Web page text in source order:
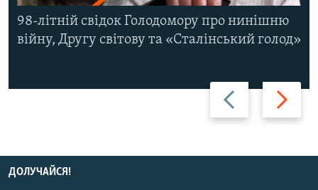
Назад Вперед
98-літній свідок Голодомору про нинішню
війну, Другу світову та «Сталінський голод»
ДОЛУЧАЙСЯ!